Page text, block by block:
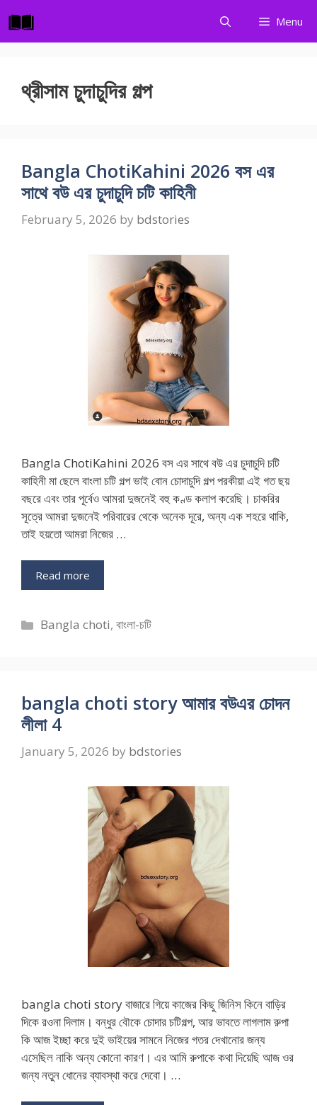
to
content
Menu
থ্রীসাম চুদাচুদির গল্প
Bangla ChotiKahini 2026 বস এর
সাথে বউ এর চুদাচুদি চটি কাহিনী
February 5, 2026 by bdstories
Bangla ChotiKahini 2026 বস এর সাথে বউ এর চুদাচুদি চটি
কাহিনী মা ছেলে বাংলা চটি গল্প ভাই বোন চোদাচুদি গল্প পরকীয়া এই গত ছয়
বছরে এবং তার পূর্বেও আমরা দুজনেই বহু কণ্ড কলাপ করেছি। চাকরির
সূত্রে আমরা দুজনেই পরিবারের থেকে অনেক দূরে, অন্য এক শহরে থাকি,
তাই হয়তো আমরা নিজের …
Read more
Categories
Bangla choti,বাংলা-চটি
bangla choti story আমার বউএর চোদন
লীলা 4
January 5, 2026 by bdstories
bangla choti story বাজারে গিয়ে কাজের কিছু জিনিস কিনে বাড়ির
দিকে রওনা দিলাম। বন্ধুর বৌকে চোদার চটিগল্প, আর ভাবতে লাগলাম রুপা
কি আজ ইচ্ছা করে দুই ভাইয়ের সামনে নিজের গতর দেখানোর জন্য
এসেছিল নাকি অন্য কোনো কারণ। এর আমি রুপাকে কথা দিয়েছি আজ ওর
জন্য নতুন ধোনের ব্যাবস্থা করে দেবো। …